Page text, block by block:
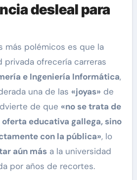
desleal para
más polémicos es que la
privada ofrecería carreras
e Ingeniería Informática,
una de las «joyas» de
de que «no se trata de
educativa gallega, sino
con la pública», lo
aún mása la universidad
por años de recortes.